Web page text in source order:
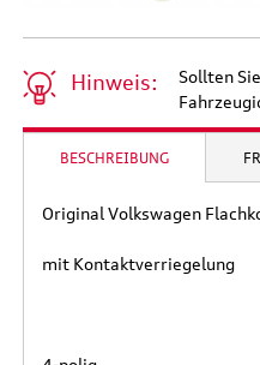
Hinweis:
Sollten
BESCHREIBUNG
Original Volkswagen
mit Kontaktverriegelung